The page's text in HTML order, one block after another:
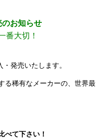
お知らせ
番大切！
発売いたします。
る稀有なメーカーの、世界最
べて下さい！